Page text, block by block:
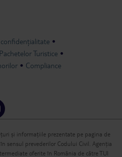
Turistice
Compliance
și informațiile prezentate pe pagina de
sensul prevederilor Codului Civil. Agenția
oferite în România de către TUI